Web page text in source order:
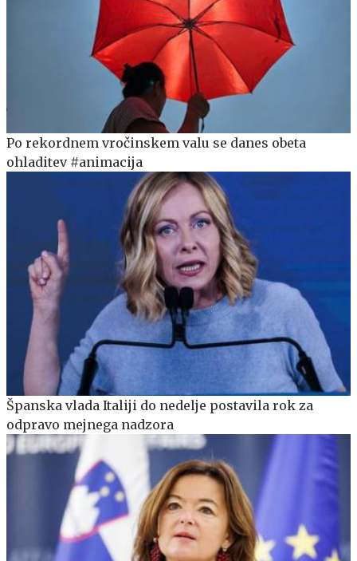
Po rekordnem vročinskem valu se danes obeta
ohladitev #animacija
Španska vlada Italiji do nedelje postavila rok za
odpravo mejnega nadzora